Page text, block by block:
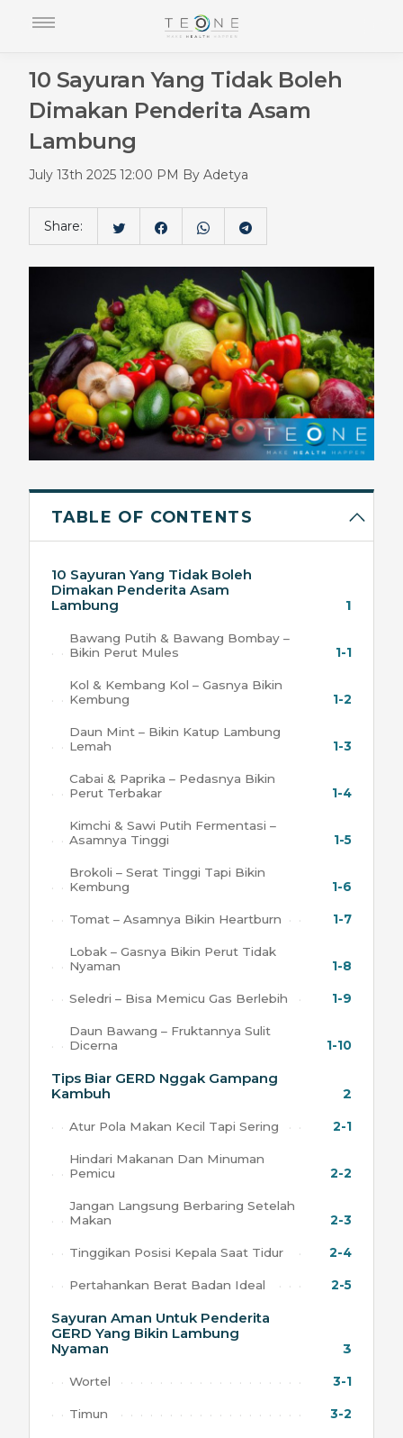
10 Sayuran Yang Tidak Boleh
Dimakan Penderita Asam
Lambung
July 13th 2025 12:00 PM By Adetya
Share:
TABLE OF CONTENTS
10 Sayuran Yang Tidak Boleh
Dimakan Penderita Asam
Lambung
1
Bawang Putih & Bawang Bombay –
Bikin Perut Mules
1-1
Kol & Kembang Kol – Gasnya Bikin
Kembung
1-2
Daun Mint – Bikin Katup Lambung
Lemah
1-3
Cabai & Paprika – Pedasnya Bikin
Perut Terbakar
1-4
Kimchi & Sawi Putih Fermentasi –
Asamnya Tinggi
1-5
Brokoli – Serat Tinggi Tapi Bikin
Kembung
1-6
Tomat – Asamnya Bikin Heartburn 1-7
Lobak – Gasnya Bikin Perut Tidak
Nyaman
1-8
Seledri – Bisa Memicu Gas Berlebih 1-9
Daun Bawang – Fruktannya Sulit
Dicerna
1-10
Tips Biar GERD Nggak Gampang
Kambuh
2
Atur Pola Makan Kecil Tapi Sering 2-1
Hindari Makanan Dan Minuman
Pemicu
2-2
Jangan Langsung Berbaring Setelah
Makan
2-3
Tinggikan Posisi Kepala Saat Tidur 2-4
Pertahankan Berat Badan Ideal 2-5
Sayuran Aman Untuk Penderita
GERD Yang Bikin Lambung
Nyaman
3
Wortel 3-1
Timun 3-2